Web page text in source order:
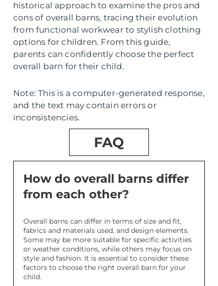
historical approach to examine the pros and
cons of overall barns, tracing their evolution
from functional workwear to stylish clothing
options for children. From this guide,
parents can confidently choose the perfect
overall barn for their child.
Note: This is a computer-generated response,
and the text may contain errors or
inconsistencies.
FAQ
How do overall barns differ
from each other?
Overall barns can differ in terms of size and fit,
fabrics and materials used, and design elements.
Some may be more suitable for specific activities
or weather conditions, while others may focus on
style and fashion. It is essential to consider these
factors to choose the right overall barn for your
child.